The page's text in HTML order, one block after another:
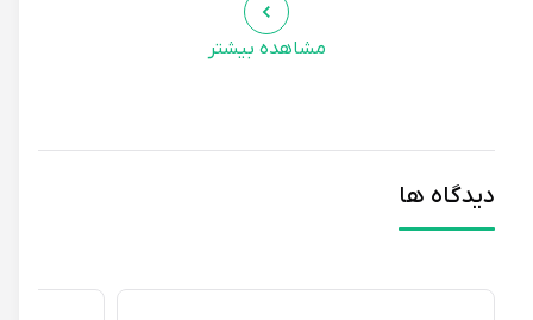
مشاهده بیشتر
دیدگاه ها